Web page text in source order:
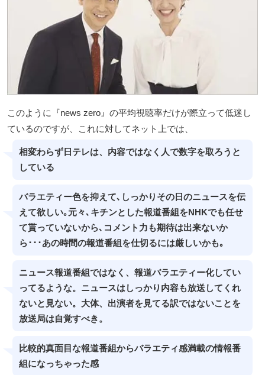
このように『news zero』の平均視聴率だけが際立って低迷し
ているのですが、これに対してネット上では、
相変わらず日テレは、内容ではなく人で数字を取ろうと
している
バラエティー色を抑えて､しっかりその日のニュースを伝
えて欲しい｡元々､キチンとした報道番組をNHKでも任せ
て貰っていないから､コメント力も期待は出来ないか
ら･･･あの時間の報道番組を仕切るには厳しいかも｡
ニュース報道番組ではなく、報道バラエティー化してい
ってるような。ニュースはしっかり内容も放送してくれ
ないと見ない。大体、出演者を見てる訳ではないことを
放送局は自覚すべき。
比較的真面目な報道番組からバラエティ感満載の情報番
組になっちゃった感